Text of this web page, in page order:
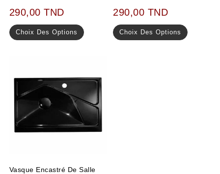
290,00TND
Choix Des Options
290,00 TND
Choix Des Options
Vasque Encastré De Salle